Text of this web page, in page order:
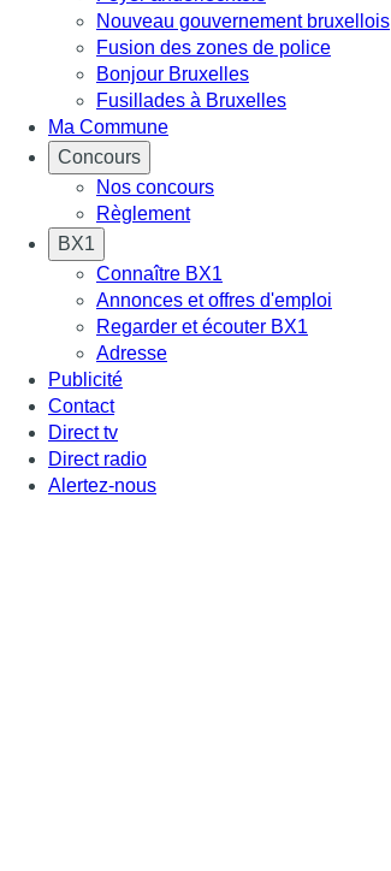
Nouveau gouvernement bruxellois
Fusion des zones de police
Bonjour Bruxelles
Fusillades à Bruxelles
Ma Commune
Concours
Nos concours
Règlement
BX1
Connaître BX1
Annonces et offres d'emploi
Regarder et écouter BX1
Adresse
Publicité
Contact
Direct tv
Direct radio
Alertez-nous